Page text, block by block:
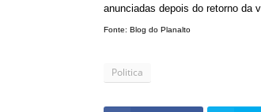
anunciadas depois do retorno da
Fonte: Blog do Planalto
Politica